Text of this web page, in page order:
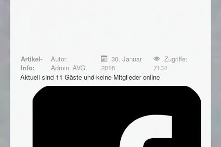
Artikel-
Info:
Autor:
Admin_AVG
30. Januar
2016
Zugriffe:
7134
Aktuell sind 11 Gäste und keine Mitglieder online